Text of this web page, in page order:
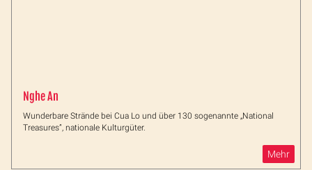
Nghe An
Wunderbare Strände bei Cua Lo und über 130 sogenannte „National
Treasures”, nationale Kulturgüter.
Mehr